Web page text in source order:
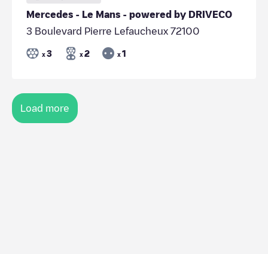
Mercedes - Le Mans - powered by DRIVECO
3 Boulevard Pierre Lefaucheux 72100
x 3 x 2 x 1
Load more